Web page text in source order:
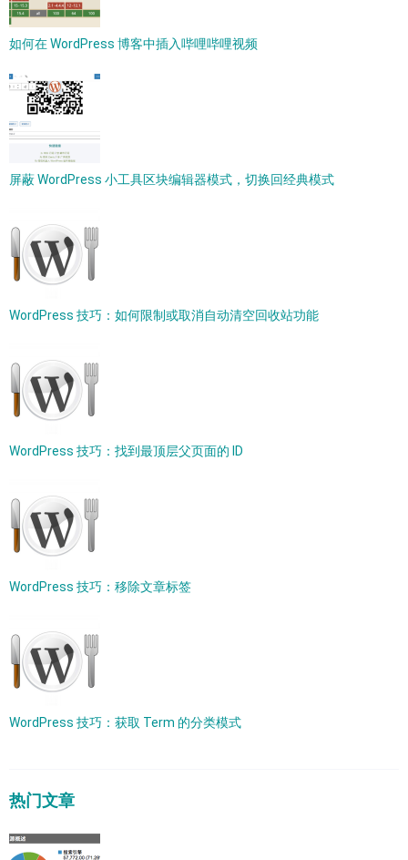
如何在 WordPress 博客中插入哔哩哔哩视频
屏蔽 WordPress 小工具区块编辑器模式，切换回经典模式
WordPress 技巧：如何限制或取消自动清空回收站功能
WordPress 技巧：找到最顶层父页面的 ID
WordPress 技巧：移除文章标签
WordPress 技巧：获取 Term 的分类模式
热门文章